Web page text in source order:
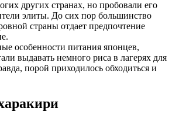
других странах, но пробовали его
элиты. До сих пор большинство
страны отдает предпочтение
особенности питания японцев,
выдавать немного риса в лагерях для
порой приходилось обходиться и